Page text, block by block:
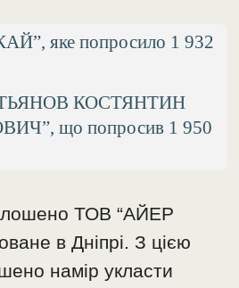
яке попросило 1 932
КОСТЯНТИН
що попросив 1 950
ТОВ “АЙЕР
в Дніпрі. З цією
намір укласти